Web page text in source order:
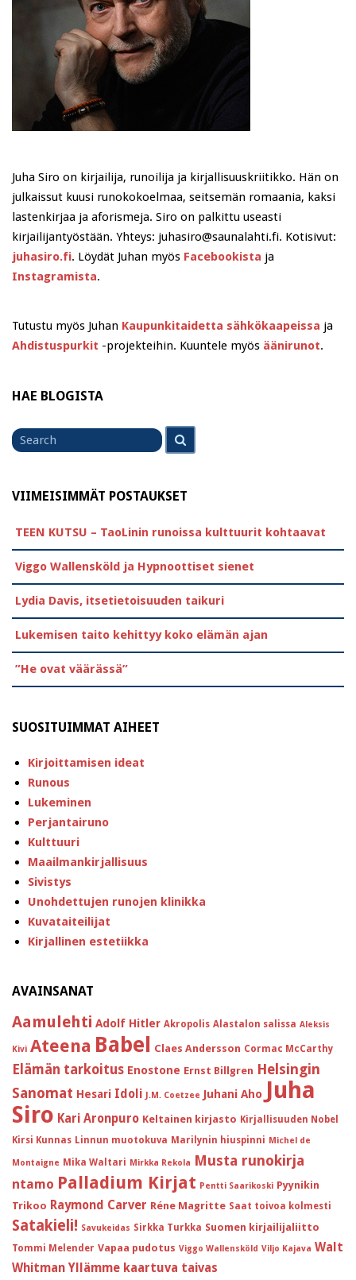
Juha Siro on kirjailija, runoilija ja kirjallisuuskriitikko. Hän on
julkaissut kuusi runokokoelmaa, seitsemän romaania, kaksi
lastenkirjaa ja aforismeja. Siro on palkittu useasti
kirjailijantyöstään. Yhteys: juhasiro@saunalahti.fi. Kotisivut:
juhasiro.fi. Löydät Juhan myös Facebookista ja
Instagramista.
Tutustu myös Juhan Kaupunkitaidetta sähkökaapeissa ja
Ahdistuspurkit -projekteihin. Kuuntele myös äänirunot.
HAE BLOGISTA
Search
for
VIIMEISIMMÄT POSTAUKSET
TEEN KUTSU – TaoLinin runoissa kulttuurit kohtaavat
Viggo Wallensköld ja Hypnoottiset sienet
Lydia Davis, itsetietoisuuden taikuri
Lukemisen taito kehittyy koko elämän ajan
”He ovat väärässä”
SUOSITUIMMAT AIHEET
Kirjoittamisen ideat
Runous
Lukeminen
Perjantairuno
Kulttuuri
Maailmankirjallisuus
Sivistys
Unohdettujen runojen klinikka
Kuvataiteilijat
Kirjallinen estetiikka
AVAINSANAT
Aamulehti Adolf Hitler Akropolis Alastalon salissa Aleksis
Kivi Ateena Babel Claes Andersson Cormac McCarthy
Elämän tarkoitus Enostone Ernst Billgren Helsingin
Sanomat Hesari Idoli J.M. Coetzee Juhani Aho Juha
Siro Kari Aronpuro Keltainen kirjasto Kirjallisuuden Nobel
Kirsi Kunnas Linnun muotokuva Marilynin hiuspinni Michel de
Montaigne Mika Waltari Mirkka Rekola Musta runokirja
ntamo Palladium Kirjat Pentti Saarikoski Pyynikin
Trikoo Raymond Carver Réne Magritte Saat toivoa kolmesti
Satakieli! Savukeidas Sirkka Turkka Suomen kirjailijaliitto
Tommi Melender Vapaa pudotus Viggo Wallensköld Viljo Kajava Walt
Whitman Yllämme kaartuva taivas